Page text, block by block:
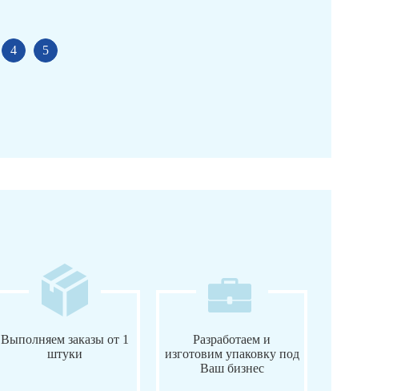
4 5
Выполняем заказы от 1
штуки
Разработаем и
изготовим упаковку под
Ваш бизнес